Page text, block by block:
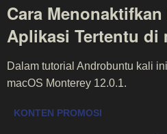
Cara
Aplikasi Tertentu di
Dalam tutorial Androbuntu kali
macOS Monterey 12.0.1.